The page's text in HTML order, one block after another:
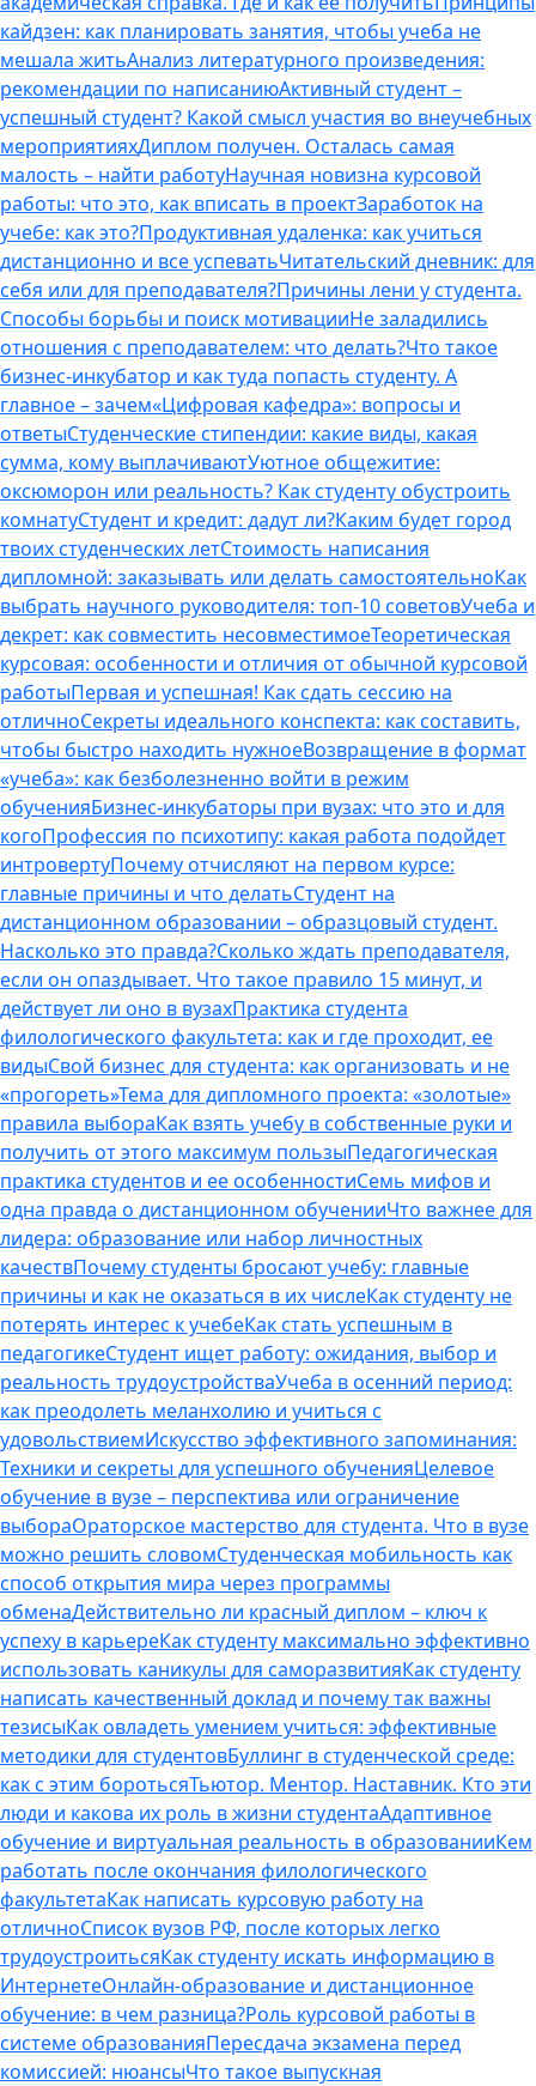
кайдзен: как планировать занятия, чтобы учеба не
мешала житьАнализ литературного произведения:
рекомендации по написаниюАктивный студент –
успешный студент? Какой смысл участия во внеучебных
мероприятияхДиплом получен. Осталась самая
малость – найти работуНаучная новизна курсовой
работы: что это, как вписать в проектЗаработок на
учебе: как это?Продуктивная удаленка: как учиться
дистанционно и все успеватьЧитательский дневник: для
себя или для преподавателя?Причины лени у студента.
Способы борьбы и поиск мотивацииНе заладились
отношения с преподавателем: что делать?Что такое
бизнес-инкубатор и как туда попасть студенту. А
главное – зачем«Цифровая кафедра»: вопросы и
ответыСтуденческие стипендии: какие виды, какая
сумма, кому выплачиваютУютное общежитие:
оксюморон или реальность? Как студенту обустроить
комнатуСтудент и кредит: дадут ли?Каким будет город
твоих студенческих летСтоимость написания
дипломной: заказывать или делать самостоятельноКак
выбрать научного руководителя: топ-10 советовУчеба и
декрет: как совместить несовместимоеТеоретическая
курсовая: особенности и отличия от обычной курсовой
работыПервая и успешная! Как сдать сессию на
отличноСекреты идеального конспекта: как составить,
чтобы быстро находить нужноеВозвращение в формат
«учеба»: как безболезненно войти в режим
обученияБизнес-инкубаторы при вузах: что это и для
когоПрофессия по психотипу: какая работа подойдет
интровертуПочему отчисляют на первом курсе:
главные причины и что делатьСтудент на
дистанционном образовании – образцовый студент.
Насколько это правда?Сколько ждать преподавателя,
если он опаздывает. Что такое правило 15 минут, и
действует ли оно в вузахПрактика студента
филологического факультета: как и где проходит, ее
видыСвой бизнес для студента: как организовать и не
«прогореть»Тема для дипломного проекта: «золотые»
правила выбораКак взять учебу в собственные руки и
получить от этого максимум пользыПедагогическая
практика студентов и ее особенностиСемь мифов и
одна правда о дистанционном обученииЧто важнее для
лидера: образование или набор личностных
качествПочему студенты бросают учебу: главные
причины и как не оказаться в их числеКак студенту не
потерять интерес к учебеКак стать успешным в
педагогикеСтудент ищет работу: ожидания, выбор и
реальность трудоустройстваУчеба в осенний период:
как преодолеть меланхолию и учиться с
удовольствиемИскусство эффективного запоминания:
Техники и секреты для успешного обученияЦелевое
обучение в вузе – перспектива или ограничение
выбораОраторское мастерство для студента. Что в вузе
можно решить словомСтуденческая мобильность как
способ открытия мира через программы
обменаДействительно ли красный диплом – ключ к
успеху в карьереКак студенту максимально эффективно
использовать каникулы для саморазвитияКак студенту
написать качественный доклад и почему так важны
тезисыКак овладеть умением учиться: эффективные
методики для студентовБуллинг в студенческой среде:
как с этим боротьсяТьютор. Ментор. Наставник. Кто эти
люди и какова их роль в жизни студентаАдаптивное
обучение и виртуальная реальность в образованииКем
работать после окончания филологического
факультетаКак написать курсовую работу на
отличноСписок вузов РФ, после которых легко
трудоустроитьсяКак студенту искать информацию в
ИнтернетеОнлайн-образование и дистанционное
обучение: в чем разница?Роль курсовой работы в
системе образованияПересдача экзамена перед
комиссией: нюансыЧто такое выпускная